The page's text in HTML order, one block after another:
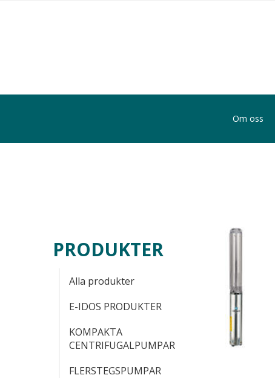
Om oss
PRODUKTER
Alla produkter
E-IDOS PRODUKTER
KOMPAKTA
CENTRIFUGALPUMPAR
FLERSTEGSPUMPAR